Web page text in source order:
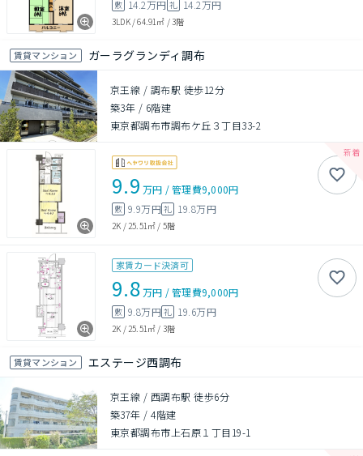
敷 14.2万円 礼 14.2万円
3LDK/64.91㎡ /3階
賃貸マンション ガーラグランディ調布
京王線 / 調布駅 徒歩12分
築3年 / 6階建
東京都調布市調布ケ丘３丁目33-2
9.9 万円 /管理費9,000円
敷 9.9万円礼 19.8万円
2K /25.51㎡ / 5階
家賃カード決済可
9.8万円 /管理費9,000円
敷 9.8万円礼 19.6万円
2K /25.51㎡ / 3階
賃貸マンション エステージ西調布
京王線 / 西調布駅 徒歩6分
築37年 /4階建
東京都調布市上石原１丁目19-1